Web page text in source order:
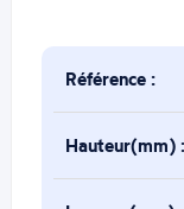
Référence :
Hauteur(mm) :